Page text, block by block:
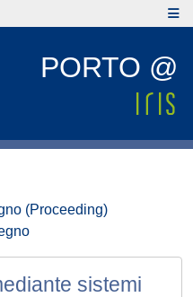
PORTO @
(Proceeding)
sistemi